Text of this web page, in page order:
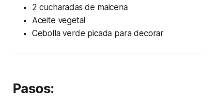
2 cucharadas de maicena
Aceite vegetal
Cebolla verde picada para decorar
Pasos: